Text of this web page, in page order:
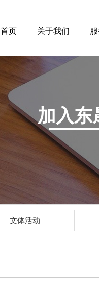
首页 关于我们
加入东
文体活动